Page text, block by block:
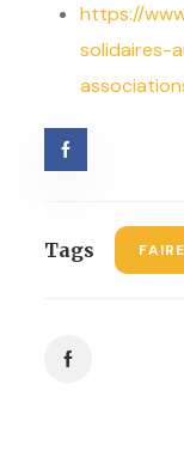
https://
solidaires-
Tags